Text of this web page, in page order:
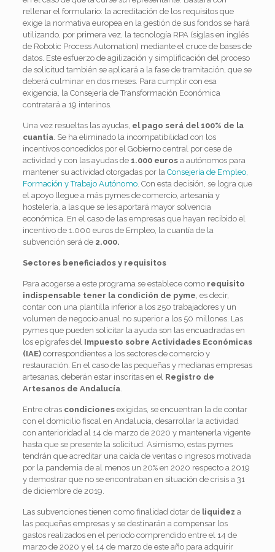
rellenar el formulario: la acreditación de los requisitos que
exige la normativa europea en la gestión de sus fondos se hará
utilizando, por primera vez, la tecnología RPA (siglas en inglés
de Robotic Process Automation) mediante el cruce de bases de
datos. Este esfuerzo de agilización y simplificación del proceso
de solicitud también se aplicará a la fase de tramitación, que se
deberá culminar en dos meses. Para cumplir con esa
exigencia, la Consejería de Transformación Económica
contratará a 19 interinos.
Una vez resueltas las ayudas, el pago será del 100% de la
cuantía. Se ha eliminado la incompatibilidad con los
incentivos concedidos por el Gobierno central por cese de
actividad y con las ayudas de 1.000 eurosa autónomos para
mantener su actividad otorgadas por la Consejería de Empleo,
Formación y Trabajo Autónomo. Con esta decisión, se logra que
el apoyo llegue a más pymes de comercio, artesanía y
hostelería, a las que se les aportará mayor solvencia
económica. En el caso de las empresas que hayan recibido el
incentivo de 1.000 euros de Empleo, la cuantía de la
subvención será de 2.000.
Sectores beneficiados y requisitos
Para acogerse a este programa se establece como requisito
indispensable tener la condición de pyme , es decir,
contar con una plantilla inferior a los 250 trabajadores y un
volumen de negocio anual no superior a los 50 millones. Las
pymes que pueden solicitar la ayuda son las encuadradas en
los epígrafes del Impuesto sobre Actividades Económicas
(IAE)correspondientes a los sectores de comercio y
restauración. En el caso de las pequeñas y medianas empresas
artesanas, deberán estar inscritas en el Registro de
Artesanos de Andalucía.
Entre otras condiciones exigidas, se encuentran la de contar
con el domicilio fiscal en Andalucía, desarrollar la actividad
con anterioridad al 14 de marzo de 2020 y mantenerla vigente
hasta que se presente la solicitud. Asimismo, estas pymes
tendrán que acreditar una caída de ventas o ingresos motivada
por la pandemia de al menos un 20% en 2020 respecto a 2019
y demostrar que no se encontraban en situación de crisis a 31
de diciembre de 2019.
Las subvenciones tienen como finalidad dotar de liquidez a
las pequeñas empresas y se destinarán a compensar los
gastos realizados en el periodo comprendido entre el 14 de
marzo de 2020 y el 14 de marzo de este año para adquirir